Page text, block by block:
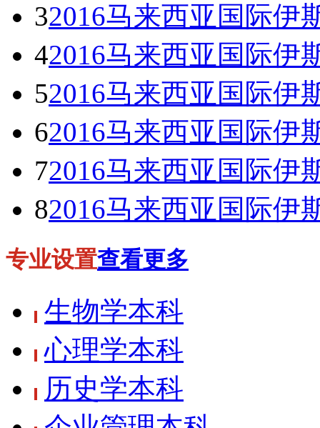
32016马来西亚国际伊
42016马来西亚国际伊
52016马来西亚国际伊
62016马来西亚国际伊
72016马来西亚国际伊
82016马来西亚国际伊
专业设置查看更多
生物学本科
心理学本科
历史学本科